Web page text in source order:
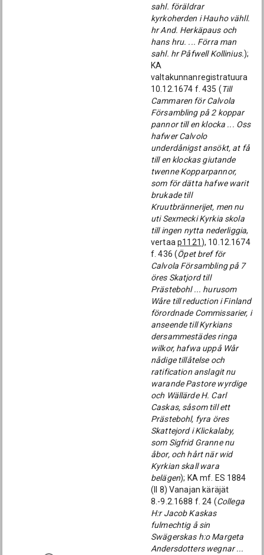
sahl. föräldrar
kyrkoherden i Hauho vähll.
hr And. Herkäpaus och
hans hru. ... Förra man
sahl. hr Påfwell Kollinius.);
KA
valtakunnanregistratuura
10.12.1674 f. 435 (Till
Cammaren för Calvola
Försambling på 2 koppar
pannor till en klocka ... Oss
hafwer Calvolo
underdånigst ansökt, at få
till en klockas giutande
twenne Kopparpannor,
som för dätta hafwe warit
brukade till
Kruutbrännerijet, men nu
uti Sexmecki Kyrkia skola
till ingen nytta nederliggia,
vertaap1121), 10.12.1674
f. 436 (Öpet bref för
Calvola Försambling på 7
öres Skatjord till
Prästebohl ... hurusom
Wåre till reduction i Finland
förordnade Commissarier, i
anseende till Kyrkians
dersammestädes ringa
wilkor, hafwa uppå Wår
nådige tillåtelse och
ratification anslagit nu
warande Pastore wyrdige
och Wällärde H. Carl
Caskas, såsom till ett
Prästebohl, fyra öres
Skattejord i Klickalaby,
som Sigfrid Granne nu
åbor, och hårt när wid
Kyrkian skall wara
belägen); KA mf. ES 1884
(ll 8) Vanajan käräjät
8.-9.2.1688 f. 24 (Collega
H:r Jacob Kaskas
fulmechtig å sin
Swägerskas h:o Margeta
Andersdotters wegnar ...